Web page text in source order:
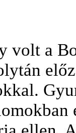
volt a